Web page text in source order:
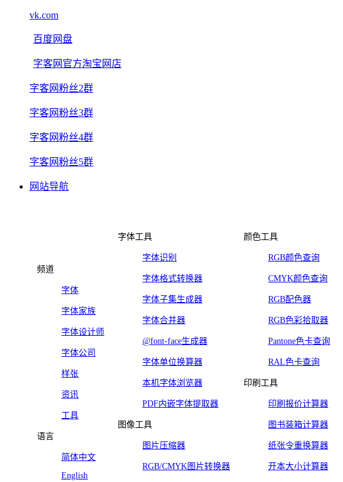
vk.com
百度网盘
字客网官方淘宝网店
字客网粉丝2群
字客网粉丝3群
字客网粉丝4群
字客网粉丝5群
网站导航
频道
字体
字体家族
字体设计师
字体公司
样张
资讯
工具
语言
简体中文
English
字体工具
字体识别
字体格式转换器
字体子集生成器
字体合并器
@font-face生成器
字体单位换算器
本机字体浏览器
PDF内嵌字体提取器
图像工具
图片压缩器
RGB/CMYK图片转换器
颜色工具
RGB颜色查询
CMYK颜色查询
RGB配色器
RGB色彩拾取器
Pantone色卡查询
RAL色卡查询
印刷工具
印刷报价计算器
图书装箱计算器
纸张令重换算器
开本大小计算器